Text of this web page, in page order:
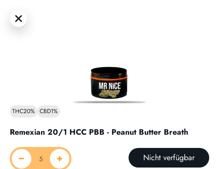
THC20% CBD1%
Remexian 20/1 HCC PBB - Peanut Butter Breath
Nicht verfügbar